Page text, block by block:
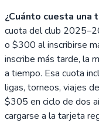
¿Cuánto cuesta una
cuota del club
o $300 al inscribirse
inscribe más tarde, la
a tiempo. Esa cuota
ligas, torneos, viajes
$305 en ciclo de dos
cargarse a la tarjeta